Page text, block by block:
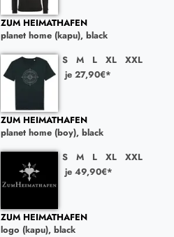
ZUM HEIMATHAFEN
planet home (kapu), black
S M L XL
XXL
je 27,90€*
ZUM HEIMATHAFEN
planet home (boy), black
S M L XL
XXL
je 49,90€*
ZUM HEIMATHAFEN
logo (kapu), black